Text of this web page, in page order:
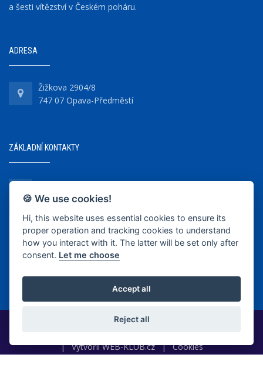
a šesti vítězství v Českém poháru.
ADRESA
Žižkova 2904/8
747 07 Opava-Předměstí
ZÁKLADNÍ KONTAKTY
+420 737 218 679
info@bkopava.cz
www.bkopava.cz
| VytvořilWEB-KLUB.cz | Cookies
🍪 We use cookies!
Hi, this website uses essential cookies to ensure its
proper operation and tracking cookies to understand
how you interact with it. The latter will be set only after
consent. Let me choose
Accept all
Reject all